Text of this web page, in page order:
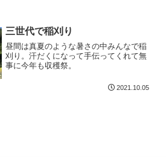
三世代で稲刈り
昼間は真夏のような暑さの中みんなで稲
刈り。汗だくになって手伝ってくれて無
事に今年も収穫祭。
2021.10.05